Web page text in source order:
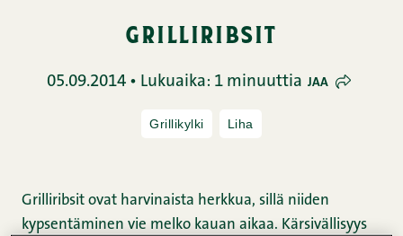
grilliribsit
05.09.2014 • Lukuaika: 1 minuuttia JAA
Grillikylki Liha
Grilliribsit ovat harvinaista herkkua, sillä niiden
kypsentäminen vie melko kauan aikaa. Kärsivällisyys